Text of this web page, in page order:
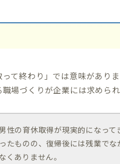
て終わり」では意味があり
場づくりが企業には求められ
性の育休取得が現実的になって
たものの、復帰後には残業でな
くありません。